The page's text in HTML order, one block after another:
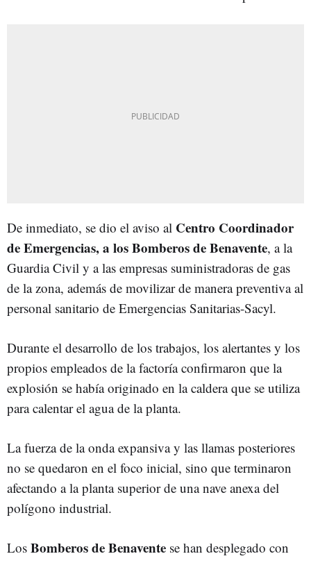
De inmediato, se dio el aviso al Centro Coordinador
de Emergencias, a los Bomberos de Benavente, a la
Guardia Civil y a las empresas suministradoras de gas
de la zona, además de movilizar de manera preventiva al
personal sanitario de Emergencias Sanitarias-Sacyl.
Durante el desarrollo de los trabajos, los alertantes y los
propios empleados de la factoría confirmaron que la
explosión se había originado en la caldera que se utiliza
para calentar el agua de la planta.
La fuerza de la onda expansiva y las llamas posteriores
no se quedaron en el foco inicial, sino que terminaron
afectando a la planta superior de una nave anexa del
polígono industrial.
Los Bomberos de Benavente se han desplegado con